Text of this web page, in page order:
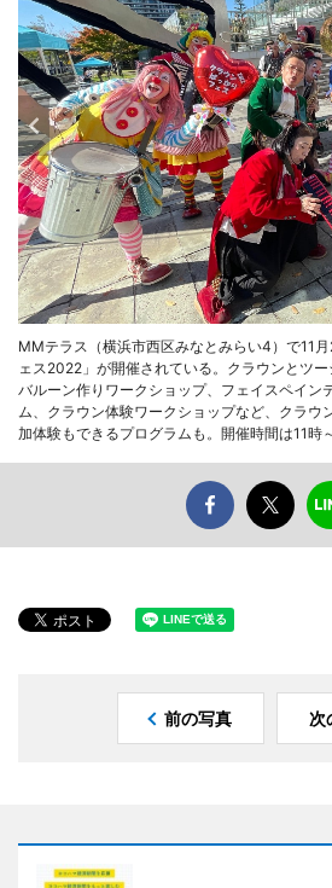
MMテラス（横浜市西区みなとみらい4）で11
ェス2022」が開催されている。クラウンとツー
バルーン作りワークショップ、フェイスペイン
ム、クラウン体験ワークショップなど、クラウ
加体験もできるプログラムも。開催時間は11時
前の写真 次